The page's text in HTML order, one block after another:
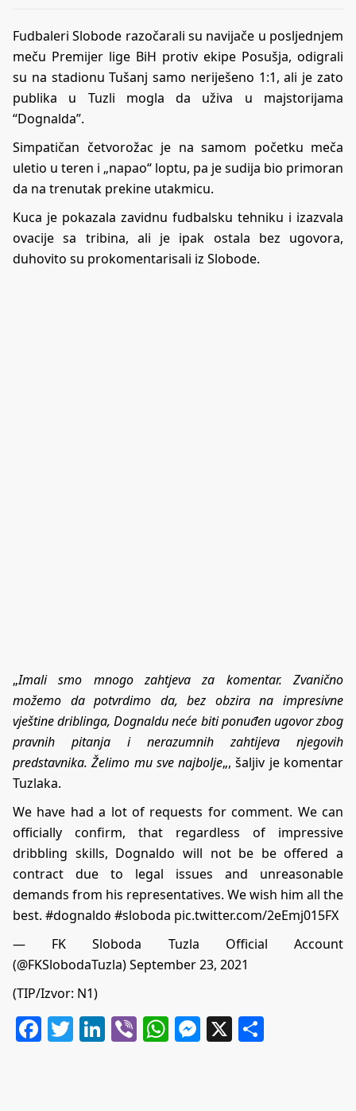
Fudbaleri Slobode razočarali su navijače u posljednjem
meču Premijer lige BiH protiv ekipe Posušja, odigrali
su na stadionu Tušanj samo neriješeno 1:1, ali je zato
publika u Tuzli mogla da uživa u majstorijama
“Dognalda”.
Simpatičan četvorožac je na samom početku meča
uletio u teren i „napao“ loptu, pa je sudija bio primoran
da na trenutak prekine utakmicu.
Kuca je pokazala zavidnu fudbalsku tehniku i izazvala
ovacije sa tribina, ali je ipak ostala bez ugovora,
duhovito su prokomentarisali iz Slobode.
„Imali smo mnogo zahtjeva za komentar. Zvanično
možemo da potvrdimo da, bez obzira na impresivne
vještine driblinga, Dognaldu neće biti ponuđen ugovor zbog
pravnih pitanja i nerazumnih zahtijeva njegovih
predstavnika. Želimo mu sve najbolje„, šaljiv je komentar
Tuzlaka.
We have had a lot of requests for comment. We can
officially confirm, that regardless of impressive
dribbling skills, Dognaldo will not be be offered a
contract due to legal issues and unreasonable
demands from his representatives. We wish him all the
best. #dognaldo #sloboda pic.twitter.com/2eEmj015FX
— FK Sloboda Tuzla Official Account
(@FKSlobodaTuzla)September 23, 2021
(TIP/Izvor: N1)
Facebook
Twitter
LinkedIn
ViberWhatsApp
Messenger
X